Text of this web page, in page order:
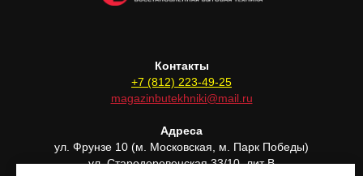
Контакты
+7 (812) 223-49-25
magazinbutekhniki@mail.ru
Адреса
ул. Фрунзе 10 (м. Московская, м. Парк Победы)
ул. Стародеревенская 33/10, лит В